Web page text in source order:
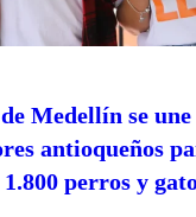
Medellín se une
antioqueños
perros y